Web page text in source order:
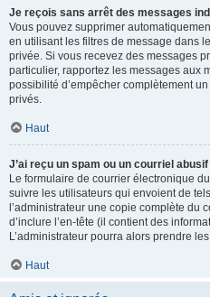
Je reçois sans arrêt des messages
Vous pouvez supprimer
en utilisant les filtres de message dans
privée. Si vous recevez des messages
particulier, rapportez les messages aux
possibilité d’empêcher complètement
privés.
Haut
J’ai reçu un spam ou un courriel
Le formulaire de courrier électronique
suivre les utilisateurs qui envoient de
l’administrateur une copie complète du
d’inclure l’en-tête (il contient des
L’administrateur pourra alors prendre
Haut